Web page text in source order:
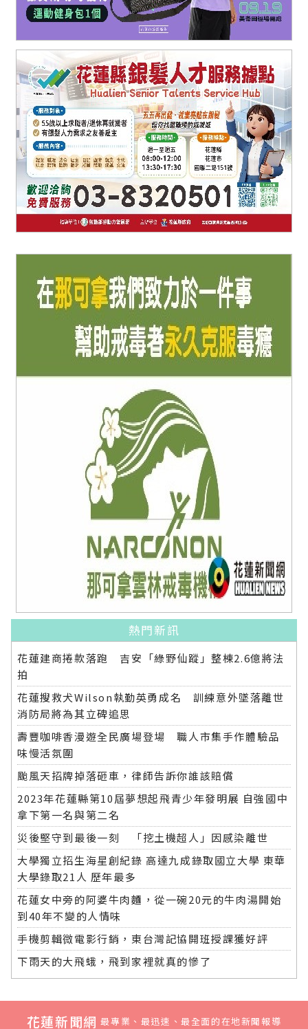
熱門新訊
花蓮建商捲款落跑 吉安「綠野仙蹤」整棟2.6億將法
拍
花蓮搜救犬Wilson執勤英勇成名 訓練意外墜落離世
消防局將為其立碑追思
壽豐咖啡香漫遊全民廣場登場 職人市集手作體驗品
味慢活氛圍
颱風天招牌掉落砸車，律師告訴你誰該賠償
2023年花蓮縣第10屆夢想起飛青少年發明展 自強國中
拿下第一名與第二名
災後堅守到最後一刻 「挖土機超人」因感染離世
大學獨立招生海星創紀錄 高達九成錄取國立大學 東華
大學錄取21人 歷年最多
花蓮女中旁的阿婆牛肉麵，從一碗20元的牛肉湯開始
到40年不變的人情味
手機剪輯微電影行銷，東台灣記協開班授課獲好評
下雨天的大飛蛾，飛到家裡就真的慘了
花蓮新聞網 最專業、最迅速、最全面的在地新聞報導